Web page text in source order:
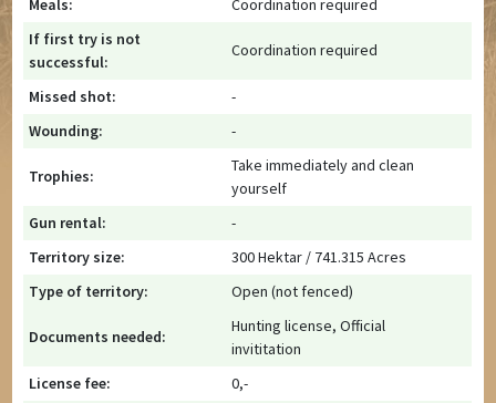
Meals:
Coordination required
If first try is not
successful:
Coordination required
Missed shot:
-
Wounding:
-
Trophies:
Take immediately and clean
yourself
Gun rental:
-
Territory size:
300 Hektar / 741.315 Acres
Type of territory:
Open (not fenced)
Documents needed:
Hunting license, Official
invititation
License fee:
0,-